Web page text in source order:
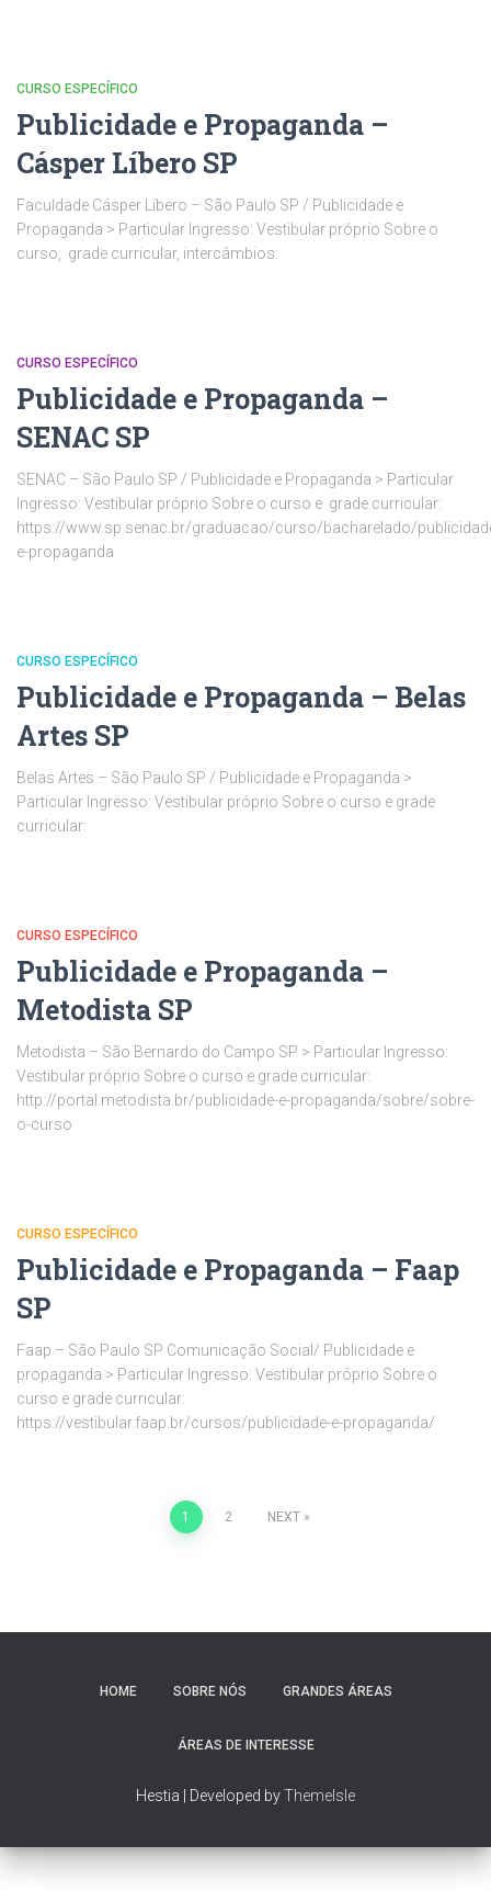
CURSO ESPECÍFICO
Publicidade e Propaganda –
Cásper Líbero SP
Faculdade Cásper Líbero – São Paulo SP / Publicidade e
Propaganda > Particular Ingresso: Vestibular próprio Sobre o
curso, grade curricular, intercâmbios:
CURSO ESPECÍFICO
Publicidade e Propaganda –
SENAC SP
SENAC – São Paulo SP / Publicidade e Propaganda > Particular
Ingresso: Vestibular próprio Sobre o curso e grade curricular:
https://www.sp.senac.br/graduacao/curso/bacharelado/
e-propaganda
CURSO ESPECÍFICO
Publicidade e Propaganda – Belas
Artes SP
Belas Artes – São Paulo SP / Publicidade e Propaganda >
Particular Ingresso: Vestibular próprio Sobre o curso e grade
curricular:
CURSO ESPECÍFICO
Publicidade e Propaganda –
Metodista SP
Metodista – São Bernardo do Campo SP > Particular Ingresso:
Vestibular próprio Sobre o curso e grade curricular:
http://portal.metodista.br/publicidade-e-propaganda/sobre/sobre-
o-curso
CURSO ESPECÍFICO
Publicidade e Propaganda – Faap
SP
Faap – São Paulo SP Comunicação Social/ Publicidade e
propaganda > Particular Ingresso: Vestibular próprio Sobre o
curso e grade curricular:
https://vestibular.faap.br/cursos/publicidade-e-propaganda/
1 2 NEXT
HOME SOBRE NÓS GRANDES ÁREAS
ÁREAS DE INTERESSE
Hestia | Developed byThemeIsle